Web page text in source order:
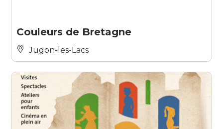
Couleurs de Bretagne
Jugon-les-Lacs